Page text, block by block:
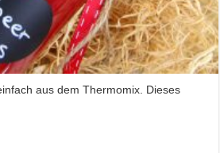
aus dem Thermomix. Dieses